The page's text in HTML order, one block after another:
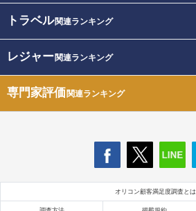
トラベル関連ランキング
レジャー関連ランキング
専門家評価関連ランキング
オリコン顧客満足度調査とは